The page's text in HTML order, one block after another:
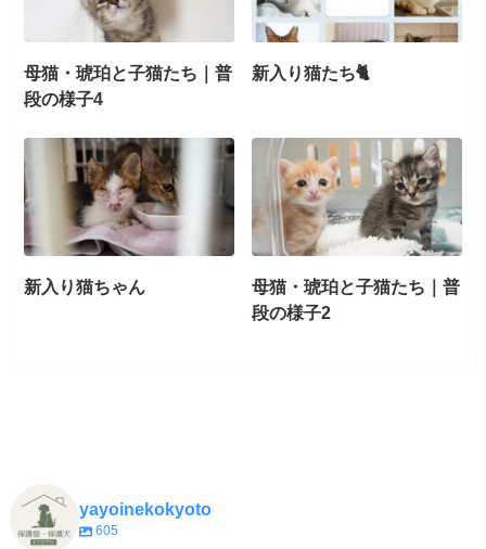
母猫・琥珀と子猫たち｜普
段の様子4
新入り猫たち🐈
新入り猫ちゃん
母猫・琥珀と子猫たち｜普
段の様子2
yayoinekokyoto
605